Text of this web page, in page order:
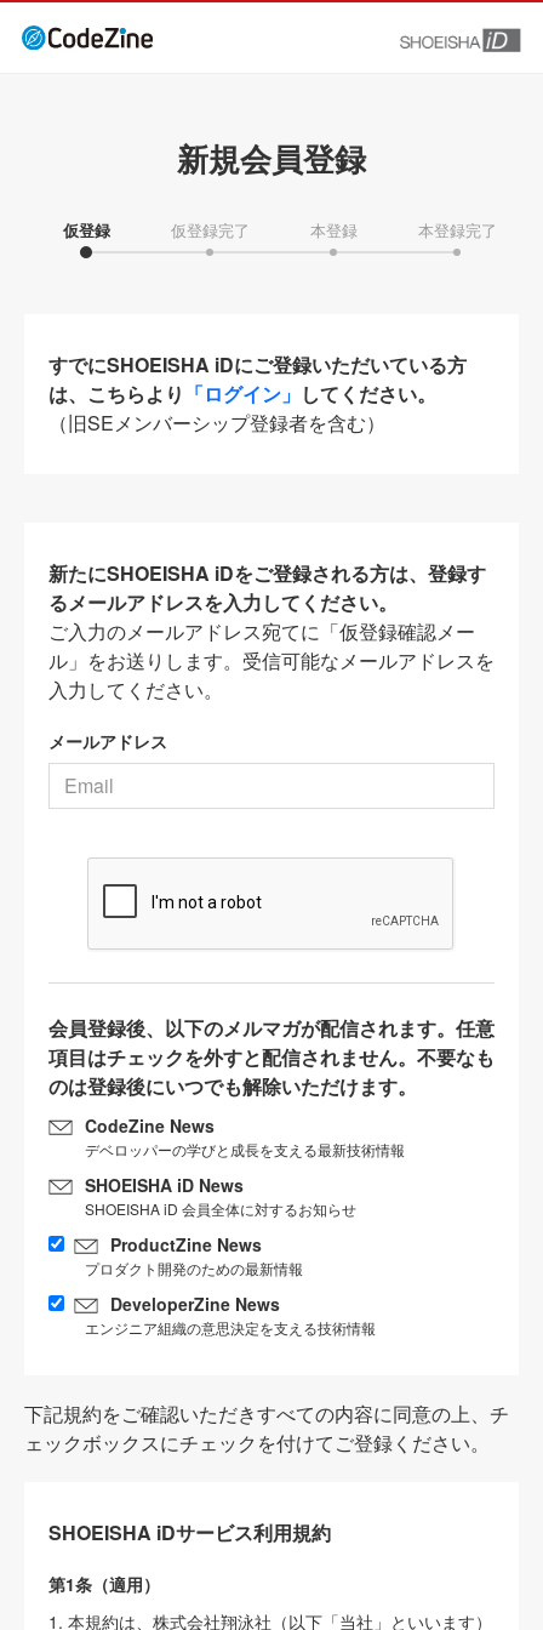
新規会員登録
仮登録 仮登録完了 本登録 本登録完了
すでにSHOEISHA iDにご登録いただいている方
は、こちらより 「ログイン」 してください。
（旧SEメンバーシップ登録者を含む）
新たにSHOEISHA iDをご登録される方は、登録す
るメールアドレスを入力してください。
ご入力のメールアドレス宛てに「仮登録確認メー
ル」をお送りします。受信可能なメールアドレスを
入力してください。
メールアドレス
会員登録後、以下のメルマガが配信されます。任意
項目はチェックを外すと配信されません。不要なも
のは登録後にいつでも解除いただけます。
CodeZine News
デベロッパーの学びと成長を支える最新技術情報
SHOEISHA iD News
SHOEISHA iD 会員全体に対するお知らせ
ProductZine News
プロダクト開発のための最新情報
DeveloperZine News
エンジニア組織の意思決定を支える技術情報
下記規約をご確認いただきすべての内容に同意の上、チ
ェックボックスにチェックを付けてご登録ください。
SHOEISHA iDサービス利用規約
第1条（適用）
1. 本規約は、株式会社翔泳社（以下「当社」といいます）